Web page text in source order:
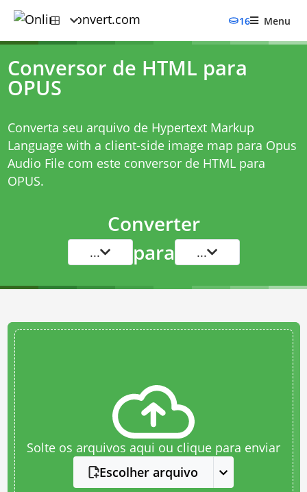
16 Menu
Conversor de HTML para
OPUS
Converta seu arquivo de Hypertext Markup
Language with a client-side image map para Opus
Audio File com este conversor de HTML para
OPUS.
Converter
... para ...
Solte os arquivos aqui ou clique para enviar
Escolher arquivo